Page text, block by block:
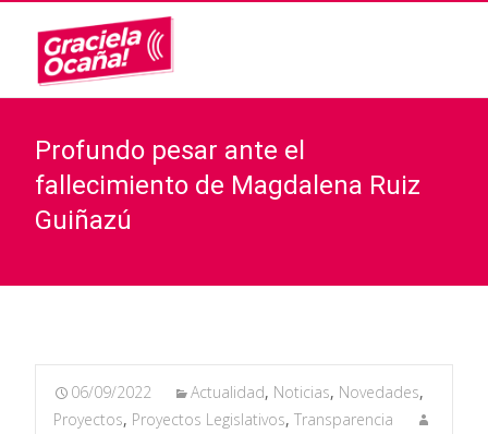
Profundo pesar ante el
fallecimiento de Magdalena Ruiz
Guiñazú
06/09/2022 Actualidad, Noticias, Novedades,
Proyectos, Proyectos Legislativos, Transparencia